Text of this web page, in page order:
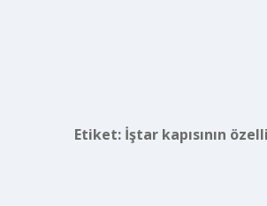
Etiket: İştar kapısının